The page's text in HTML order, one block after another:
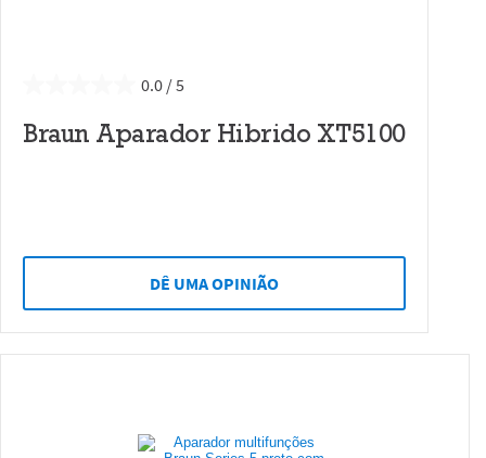
0.0
Braun Aparador Hibrido XT5100
DÊ UMA OPINIÃO